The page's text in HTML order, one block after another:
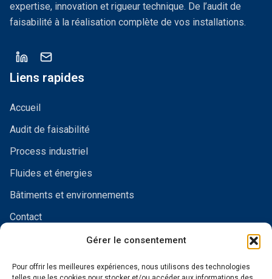
Gérer le consentement
Pour offrir les meilleures expériences, nous utilisons des technologies
expertise, innovation et rigueur technique. De l’audit de
faisabilité à la réalisation complète de vos installations.
Liens rapides
Accueil
Audit de faisabilité
Process industriel
Fluides et énergies
Bâtiments et environnements
Contact
1359 route de Saint-Bel